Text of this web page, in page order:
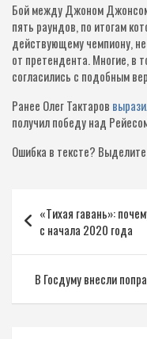
Бой между Джоном
пять раундов, по итогам
действующему чемпиону,
от претендента. Многие, в
согласились с подобным
Ранее Олег Тактаров
получил победу над
Ошибка в тексте?
по
записям
«Тихая гавань»:
с начала 2020 года
В Госдуму внесли